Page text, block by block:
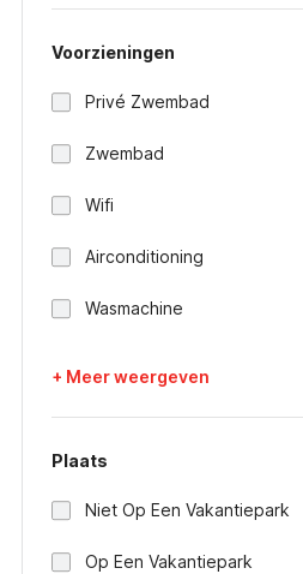
Voorzieningen
Privé Zwembad
Zwembad
Wifi
Airconditioning
Wasmachine
+ Meer weergeven
Plaats
Niet Op Een Vakantiepark
Op Een Vakantiepark